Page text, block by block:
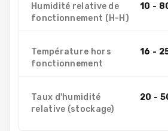
Humidité relative de
fonctionnement (H-H)
10 -
Température hors
fonctionnement
16 -
Taux d'humidité
relative (stockage)
20 -